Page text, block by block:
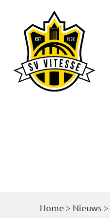
Home > Nieuws >